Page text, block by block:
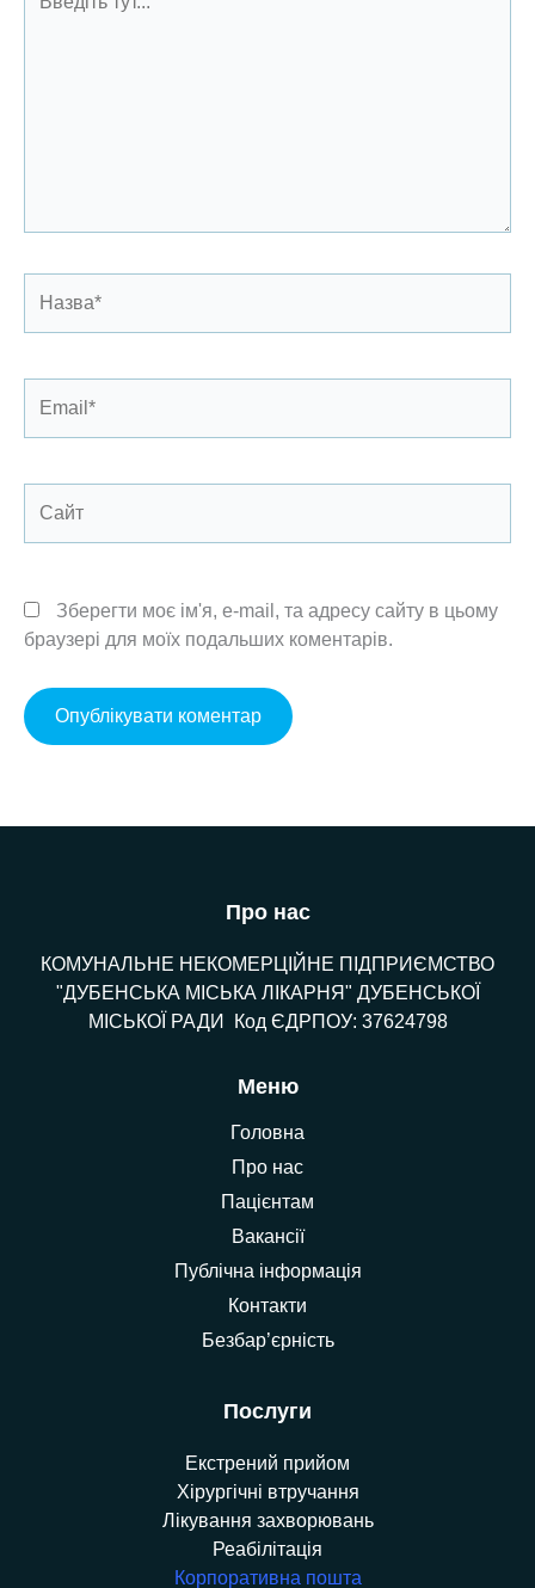
тут...
Зберегти моє ім'я, e-mail, та адресу сайту в цьому
браузері для моїх подальших коментарів.
Про нас
КОМУНАЛЬНЕ НЕКОМЕРЦІЙНЕ ПІДПРИЄМСТВО
"ДУБЕНСЬКА МІСЬКА ЛІКАРНЯ" ДУБЕНСЬКОЇ
МІСЬКОЇ РАДИ Код ЄДРПОУ: 37624798
Меню
Головна
Про нас
Пацієнтам
Вакансії
Публічна інформація
Контакти
Безбар’єрність
Послуги
Екстрений прийом
Хірургічні втручання
Лікування захворювань
Реабілітація
Корпоративна пошта